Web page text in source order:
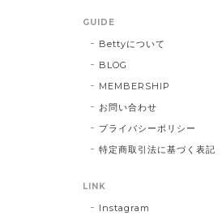
GUIDE
Bettyについて
BLOG
MEMBERSHIP
お問い合わせ
プライバシーポリシー
特定商取引法に基づく表記
LINK
Instagram